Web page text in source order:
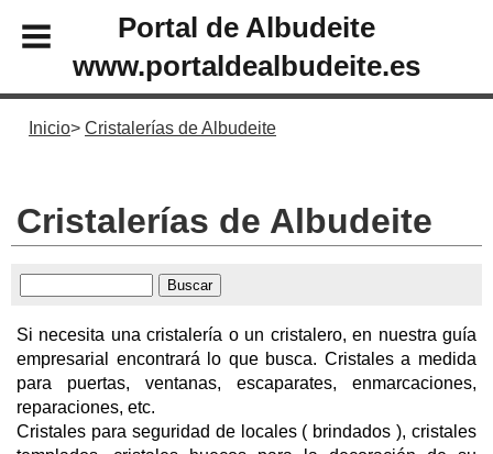
Portal de Albudeite
www.portaldealbudeite.es
Inicio Cristalerías de Albudeite
Cristalerías de Albudeite
Si necesita una cristalería o un cristalero, en nuestra guía
empresarial encontrará lo que busca. Cristales a medida
para puertas, ventanas, escaparates, enmarcaciones,
reparaciones, etc.
Cristales para seguridad de locales ( brindados ), cristales